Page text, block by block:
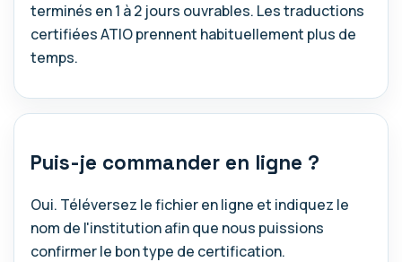
terminés en 1 à 2 jours ouvrables. Les traductions
certifiées ATIO prennent habituellement plus de
temps.
Puis-je commander en ligne ?
Oui. Téléversez le fichier en ligne et indiquez le
nom de l'institution afin que nous puissions
confirmer le bon type de certification.